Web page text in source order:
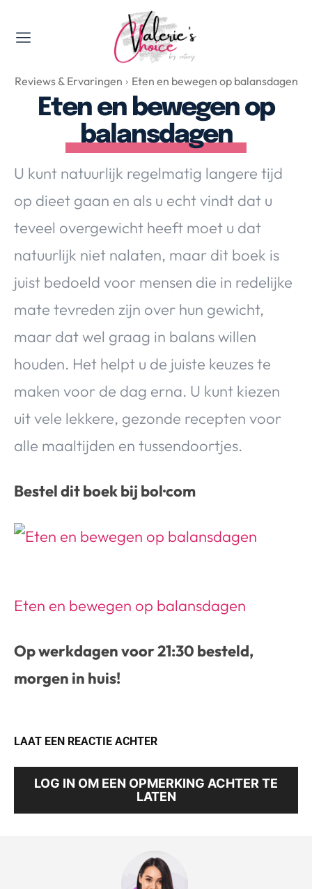
Valerie's Topics
Travel & Culture
Food & Drinks
Happyness & Opmerkelijk
Lifestyle, Sport & Duurzaamheid
Gadgets & Tech
Top 5 van Valerie
Health & Beauty
Nieuws & Media
Over Valerie
De Top 5
Contact
Travel
Lifestyle
Reviews & Ervaringen Eten en bewegen op balansdagen
Eten en bewegen op
balansdagen
U kunt natuurlijk regelmatig langere tijd
op dieet gaan en als u echt vindt dat u
teveel overgewicht heeft moet u dat
natuurlijk niet nalaten, maar dit boek is
juist bedoeld voor mensen die in redelijke
mate tevreden zijn over hun gewicht,
maar dat wel graag in balans willen
houden. Het helpt u de juiste keuzes te
maken voor de dag erna. U kunt kiezen
uit vele lekkere, gezonde recepten voor
alle maaltijden en tussendoortjes.
Bestel dit boek bij bol·com
Eten en bewegen op balansdagen
Op werkdagen voor 21:30 besteld,
morgen in huis!
LAAT EEN REACTIE ACHTER
LOG IN OM EEN OPMERKING ACHTER TE
LATEN